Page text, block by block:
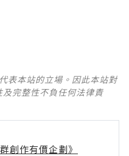
表本站的立場。因此本站對
完整性不負任何法律責
創作有價企劃》